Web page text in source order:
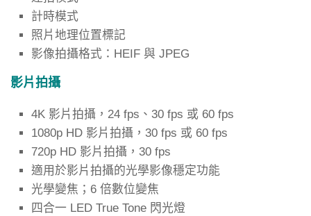
計時模式
照片地理位置標記
影像拍攝格式：HEIF 與 JPEG
影片拍攝
4K 影片拍攝，24 fps、30 fps 或 60 fps
1080p HD 影片拍攝，30 fps 或 60 fps
720p HD 影片拍攝，30 fps
適用於影片拍攝的光學影像穩定功能
光學變焦；6 倍數位變焦
四合一 LED True Tone 閃光燈